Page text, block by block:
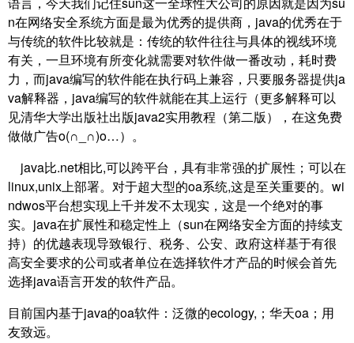
n在网络安全系统方面是最为优秀的提供商，java的优秀在于
与传统的软件比较就是：传统的软件往往与具体的视线环境
有关，一旦环境有所变化就需要对软件做一番改动，耗时费
力，而java编写的软件能在执行码上兼容，只要服务器提供ja
va解释器，java编写的软件就能在其上运行（更多解释可以
见清华大学出版社出版java2实用教程（第二版），在这免费
做做广告o(∩_∩)o…）。
java比.net相比,可以跨平台，具有非常强的扩展性；可以在
linux,unix上部署。对于超大型的oa系统,这是至关重要的。wi
ndwos平台想实现上千并发不太现实，这是一个绝对的事
实。java在扩展性和稳定性上（sun在网络安全方面的持续支
持）的优越表现导致银行、税务、公安、政府这样基于有很
高安全要求的公司或者单位在选择软件才产品的时候会首先
选择java语言开发的软件产品。
目前国内基于java的oa软件：泛微的ecology,；华天oa；用
友致远。